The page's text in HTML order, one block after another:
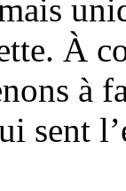
À
à
sent